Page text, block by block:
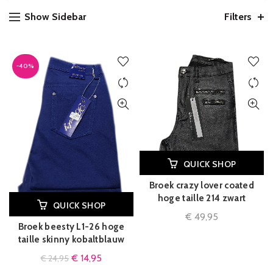
Show Sidebar Filters
-40%
QUICK SHOP
Broek beesty L1-26 hoge
taille skinny kobaltblauw
€24,95 € 14,95
QUICK SHOP
Broek crazy lover coated
hoge taille 214 zwart
€ 49,95